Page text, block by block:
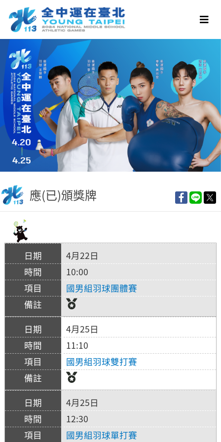
應(已)頒獎牌
4月22日
10:00
國男組羽球團體賽
4月25日
11:10
國男組羽球雙打賽
4月25日
12:30
國男組羽球單打賽